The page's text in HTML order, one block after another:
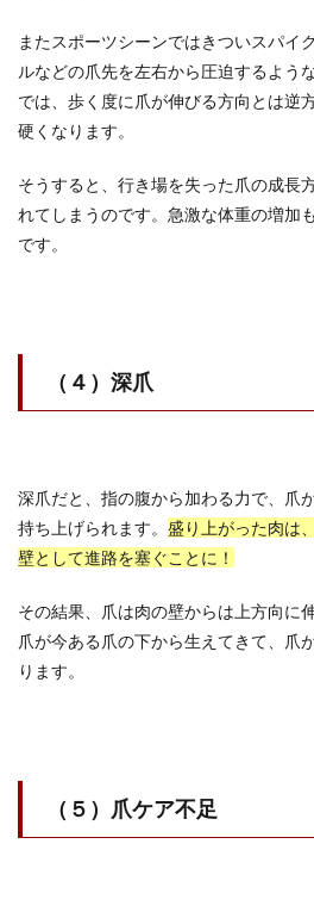
またスポーツシーンではきついスパイ
ルなどの爪先を左右から圧迫するよう
では、歩く度に爪が伸びる方向とは逆
硬くなります。
そうすると、行き場を失った爪の成長
れてしまうのです。急激な体重の増加
です。
（４）深爪
深爪だと、指の腹から加わる力で、爪
持ち上げられます。 盛り上がった肉は
壁として進路を塞ぐことに！
その結果、爪は肉の壁からは上方向に
爪が今ある爪の下から生えてきて、爪
ります。
（５）爪ケア不足